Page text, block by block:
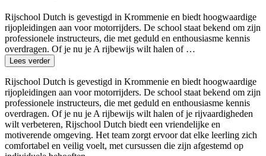
Rijschool Dutch is gevestigd in Krommenie en biedt hoogwaardige
rijopleidingen aan voor motorrijders. De school staat bekend om zijn
professionele instructeurs, die met geduld en enthousiasme kennis
overdragen. Of je nu je A rijbewijs wilt halen of …
Lees verder
Rijschool Dutch is gevestigd in Krommenie en biedt hoogwaardige
rijopleidingen aan voor motorrijders. De school staat bekend om zijn
professionele instructeurs, die met geduld en enthousiasme kennis
overdragen. Of je nu je A rijbewijs wilt halen of je rijvaardigheden
wilt verbeteren, Rijschool Dutch biedt een vriendelijke en
motiverende omgeving. Het team zorgt ervoor dat elke leerling zich
comfortabel en veilig voelt, met cursussen die zijn afgestemd op